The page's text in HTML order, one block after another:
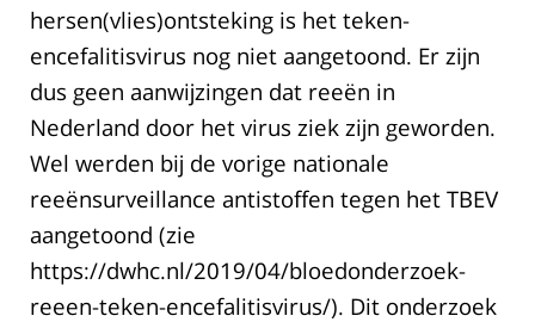
hersen(vlies)ontsteking is het teken-
encefalitisvirus nog niet aangetoond. Er zijn
dus geen aanwijzingen dat reeën in
Nederland door het virus ziek zijn geworden.
Wel werden bij de vorige nationale
reeënsurveillance antistoffen tegen het TBEV
aangetoond (zie
https://dwhc.nl/2019/04/bloedonderzoek-
reeen-teken-encefalitisvirus/). Dit onderzoek